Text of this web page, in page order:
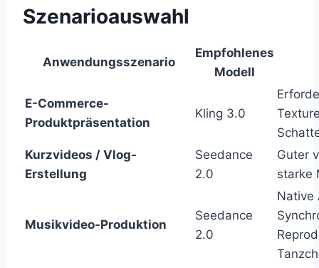
Szenarioauswahl
Anwendungsszenario
Empfohlenes
Modell
E-Commerce-
Produktpräsentation
Kling 3.0
Kurzvideos / Vlog-
Erstellung
Seedance
2.0
Guter
starke
Musikvideo-Produktion
Seedance
2.0
Native